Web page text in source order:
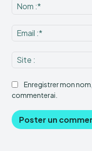
Enregistrer mon
commenterai.